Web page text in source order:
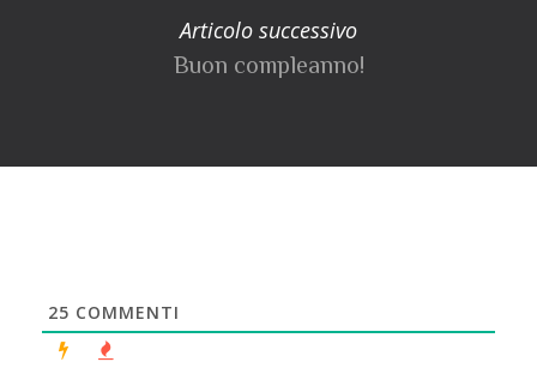
Articolo successivo
Buon compleanno!
25 COMMENTI